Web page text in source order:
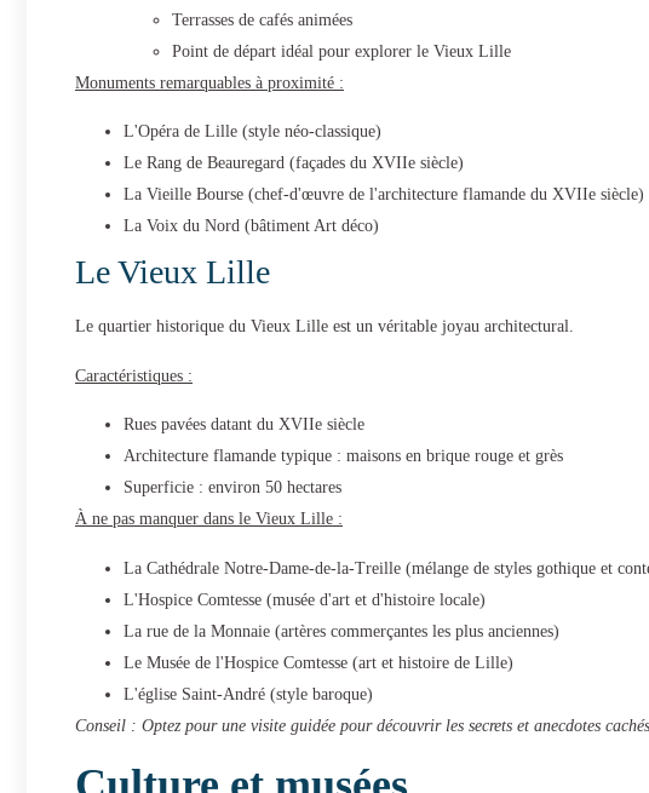
Terrasses de cafés animées
Point de départ idéal pour explorer le Vieux Lille
Monuments remarquables à proximité :
L'Opéra de Lille (style néo-classique)
Le Rang de Beauregard (façades du XVIIe siècle)
La Vieille Bourse (chef-d'œuvre de l'architecture flamande du XVIIe siècle)
La Voix du Nord (bâtiment Art déco)
Le Vieux Lille
Le quartier historique du Vieux Lille est un véritable joyau architectural.
Caractéristiques :
Rues pavées datant du XVIIe siècle
Architecture flamande typique : maisons en brique rouge et grès
Superficie : environ 50 hectares
À ne pas manquer dans le Vieux Lille :
La Cathédrale Notre-Dame-de-la-Treille (mélange de styles gothique et
L'Hospice Comtesse (musée d'art et d'histoire locale)
La rue de la Monnaie (artères commerçantes les plus anciennes)
Le Musée de l'Hospice Comtesse (art et histoire de Lille)
L'église Saint-André (style baroque)
Conseil : Optez pour une visite guidée pour découvrir les secrets et anecdotes